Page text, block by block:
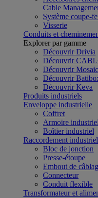
Cable
Système coupe-
Visserie
Conduits et
Explorer par gamme
Découvrir Drivia
Découvrir
Découvrir Mosaic
Découvrir
Découvrir Keva
Produits industriels
Enveloppe industrielle
Coffret
Armoire
Boîtier industriel
Raccordement industriel
Bloc de jonction
Presse-étoupe
Embout de
Connecteur
Conduit flexible
Transformateur et